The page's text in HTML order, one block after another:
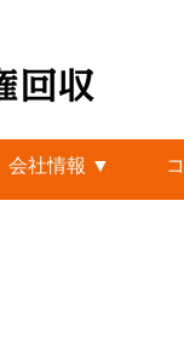
会社情報 ▼